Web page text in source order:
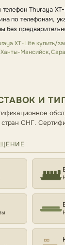
Thuraya
по телефонам,
без
XT-Lite купить/
Ханты-Мансийск,
И
стран СНГ.